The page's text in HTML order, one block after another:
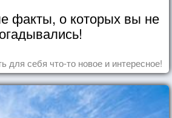
факты, о которых вы не
для себя что-то новое и интересное!